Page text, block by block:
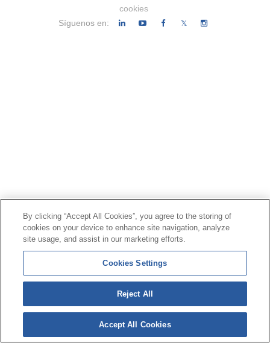
cookies
Síguenos en:
𝕏
By clicking “Accept All Cookies”, you agree to the storing of
cookies on your device to enhance site navigation, analyze
site usage, and assist in our marketing efforts.
Cookies Settings
Reject All
Accept All Cookies